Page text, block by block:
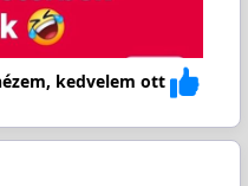
kedvelem ott